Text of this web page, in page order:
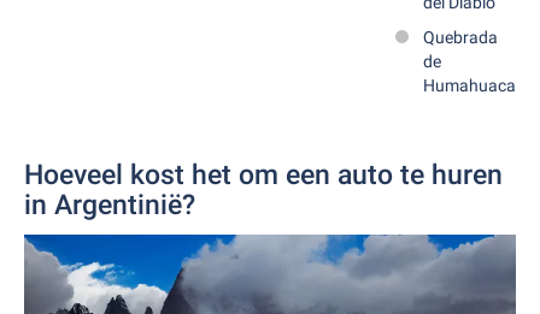
Quebrada
de
Humahuaca
Hoeveel kost het om een auto te huren
in Argentinië?